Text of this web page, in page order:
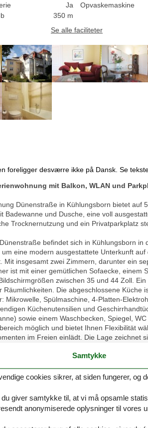
Ja
350 m
Opvaskemaskine
Se alle faciliteter
foreligger desværre ikke på Dansk. Se
mit Balkon, WLAN und
Dünenstraße in Kühlungsborn bietet auf
Badewanne und Dusche, eine voll
Trocknernutzung und ein Privatparkplatz
befindet sich in Kühlungsborn
um eine modern ausgestattete Unterkunft
Mit insgesamt zwei Zimmern, darunter ein
ist mit einer gemütlichen Sofaecke,
zwischen 35 und 44 Zoll.
Räumlichkeiten. Die abgeschlossene
Mikrowelle, Spülmaschine, 4-Platten-
Küchenutensilien und
sowie einem Waschbecken, Spiegel,
möglich und bietet Ihnen Flexibilität
im Freien einlädt. Die Lage zeichnet
Sie problemlos einen Tag am Wasser
Entfernung von ca. 300 Metern, was
zur Verfügung. Der Zugang zu WLAN ist
verfügt über einen Aufzug, der einen
für einen erholsamen Aufenthalt
ausgestattetes Refugium legen. Sichern
Unterkunft in Kühlungsborn.
3 Personen
Samtykke
cookies sikrer, at siden fungerer, og
giver samtykke til, at vi må opsamle
anonymiserede oplysninger til vores